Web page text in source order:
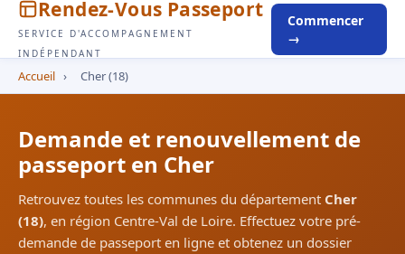
Rendez-Vous Passeport
SERVICE D'ACCOMPAGNEMENT
INDÉPENDANT
Commencer
→
Accueil › Cher (18)
Demande et renouvellement de
passeport en Cher
Retrouvez toutes les communes du département Cher
(18), en région Centre-Val de Loire. Effectuez votre pré-
demande de passeport en ligne et obtenez un dossier